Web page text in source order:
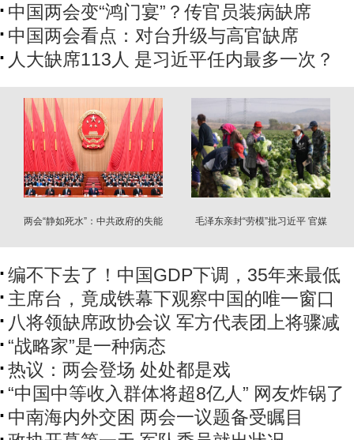
中国两会变“鸿门宴”？传官员装病缺席
中国两会看点：对台升级与高官缺席
人大缺席113人 是习近平任内最多一次？
两会“静如死水”：中共政府的失能
毛泽东亲封“劳模”批习近平 官媒
编不下去了！中国GDP下调，35年来最低
主席台，竟成铁幕下观察中国的唯一窗口
八将领缺席政协会议 军方代表团上将骤减
“战略家”是一种病态
热议：两会登场 处处都是戏
“中国中等收入群体将超8亿人” 网友炸锅了
中南海内外交困 两会一议题备受瞩目